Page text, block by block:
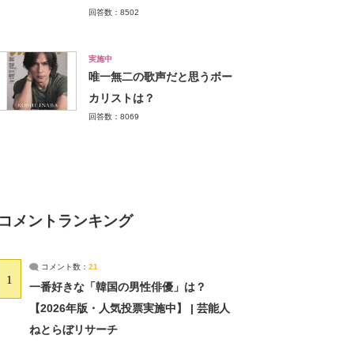
回答数：8502
実施中
唯一無二の歌声だと思うボー
カリストは？
回答数：8069
コメントランキング
1
コメント数： 21
一番好きな「韓国の男性俳優」は？
【2026年版・人気投票実施中】 | 芸能人
ねとらぼリサーチ